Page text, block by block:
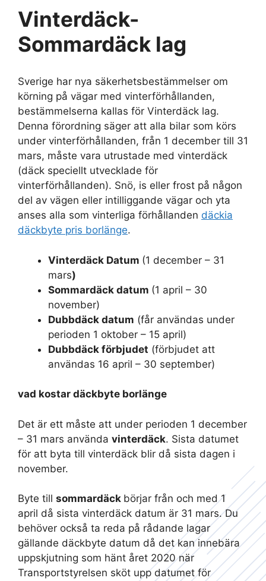
Vinterdäck-
Sommardäck lag
Sverige har nya säkerhetsbestämmelser om
körning på vägar med vinterförhållanden,
bestämmelserna kallas för Vinterdäck lag.
Denna förordning säger att alla bilar som körs
under vinterförhållanden, från 1 december till 31
mars, måste vara utrustade med vinterdäck
(däck speciellt utvecklade för
vinterförhållanden). Snö, is eller frost på någon
del av vägen eller intilliggande vägar och yta
anses alla som vinterliga förhållanden däckia
däckbyte pris borlänge.
Vinterdäck Datum (1 december – 31
mars)
Sommardäck datum (1 april – 30
november)
Dubbdäck datum (får användas under
perioden 1 oktober – 15 april)
Dubbdäck förbjudet (förbjudet att
användas 16 april – 30 september)
vad kostar däckbyte borlänge
Det är ett måste att under perioden 1 december
– 31 mars använda vinterdäck. Sista datumet
för att byta till vinterdäck blir då sista dagen i
november.
Byte till sommardäck börjar från och med 1
april då sista vinterdäck datum är 31 mars. Du
behöver också ta reda på rådande lagar
gällande däckbyte datum då det kan innebära
uppskjutning som hänt året 2020 när
Transportstyrelsen sköt upp datumet för